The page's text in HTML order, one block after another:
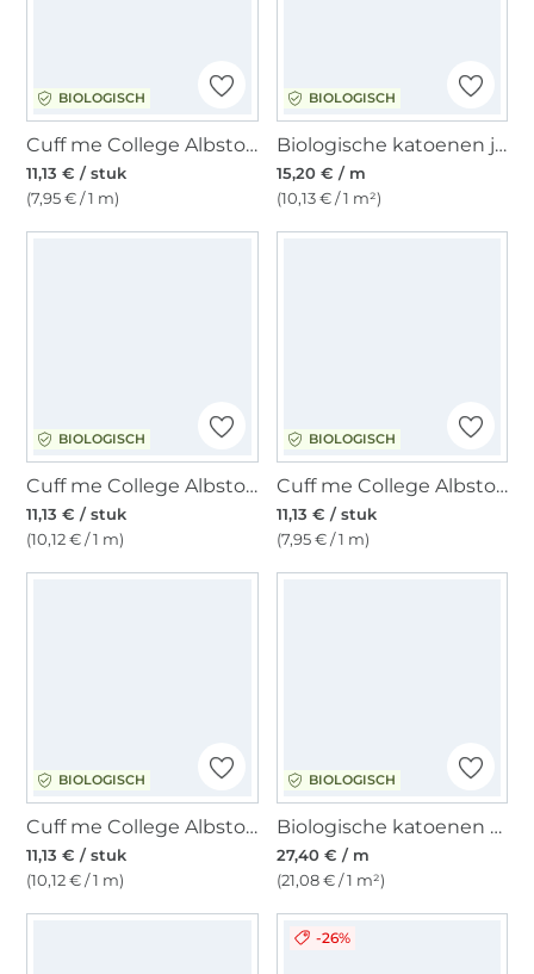
BIOLOGISCH
Cuff me College Albstoffe Hamburger Liebe Bliss biologische boordstof, blauw
11,13 € / stuk
(7,95 € / 1 m)
BIOLOGISCH
Biologische katoenen jersey, oudroze
15,20 € / m
(10,13 € / 1 m²)
BIOLOGISCH
Cuff me College Albstoffe Hamburger Liebe biologische boordstof, donkerblauw / gebroken wit
11,13 € / stuk
(10,12 € / 1 m)
BIOLOGISCH
Cuff me College Albstoffe Hamburger Liebe biologische boordstof, jeansblauw / wit / donkerblauw
11,13 € / stuk
(7,95 € / 1 m)
BIOLOGISCH
Cuff me College Albstoffe Hamburger Liebe biologische boordstof, lichtgrijs
11,13 € / stuk
(10,12 € / 1 m)
BIOLOGISCH
Biologische katoenen fleece, bessenkleurig
27,40 € / m
(21,08 € / 1 m²)
-26%